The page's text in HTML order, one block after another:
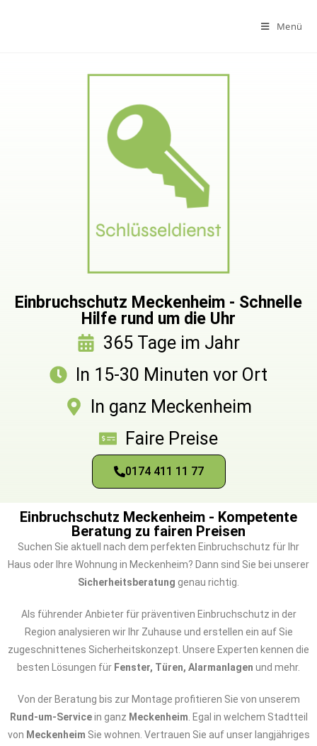
Menü
Einbruchschutz Meckenheim - Schnelle
Hilfe rund um die Uhr
365 Tage im Jahr
In 15-30 Minuten vor Ort
In ganz Meckenheim
Faire Preise
0174 411 11 77
Einbruchschutz Meckenheim - Kompetente
Beratung zu fairen Preisen
Suchen Sie aktuell nach dem perfekten Einbruchschutz für Ihr
Haus oder Ihre Wohnung in Meckenheim? Dann sind Sie bei unserer
Sicherheitsberatung genau richtig.
Als führender Anbieter für präventiven Einbruchschutz in der
Region analysieren wir Ihr Zuhause und erstellen ein auf Sie
zugeschnittenes Sicherheitskonzept. Unsere Experten kennen die
besten Lösungen für Fenster, Türen, Alarmanlagen und mehr.
Von der Beratung bis zur Montage profitieren Sie von unserem
Rund-um-Servicein ganz Meckenheim . Egal in welchem Stadtteil
von Meckenheim Sie wohnen. Vertrauen Sie auf unser langjähriges